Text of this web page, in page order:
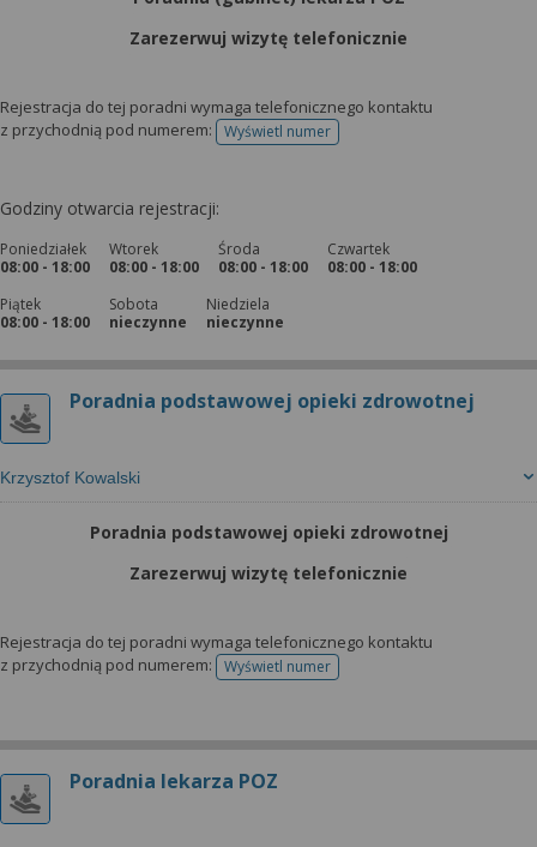
Zarezerwuj wizytę telefonicznie
Rejestracja do tej poradni wymaga telefonicznego kontaktu
z przychodnią pod numerem:
Wyświetl numertelefonu do rejestracji
Godziny otwarcia rejestracji:
Poniedziałek
08:00 - 18:00
Wtorek
08:00 - 18:00
Środa
08:00 - 18:00
Czwartek
08:00 - 18:00
Piątek
08:00 - 18:00
Sobota
nieczynne
Niedziela
nieczynne
Poradnia podstawowej opieki zdrowotnej
Krzysztof Kowalski
Poradnia podstawowej opieki zdrowotnej
Zarezerwuj wizytę telefonicznie
Rejestracja do tej poradni wymaga telefonicznego kontaktu
z przychodnią pod numerem:
Wyświetl numertelefonu do rejestracji
Poradnia lekarza POZ
możesz też wycofać zgodę na przetwarzanie Twoich
danych tylko w niektórych celach. Jeżeli chcesz
konfigurację szczegółową, to możesz tego dokonać
za pomocą „Ustawień zaawansowanych”.
narzędzi zewnętrznych w naszym serwisie
znajdziesz w Regulaminie Serwisu.